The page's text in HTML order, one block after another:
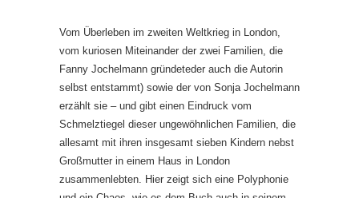
Vom Überleben im zweiten Weltkrieg in London,
vom kuriosen Miteinander der zwei Familien, die
Fanny Jochelmann gründeteder auch die Autorin
selbst entstammt) sowie der von Sonja Jochelmann
erzählt sie – und gibt einen Eindruck vom
Schmelztiegel dieser ungewöhnlichen Familien, die
allesamt mit ihren insgesamt sieben Kindern nebst
Großmutter in einem Haus in London
zusammenlebten. Hier zeigt sich eine Polyphonie